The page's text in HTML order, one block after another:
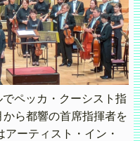
ペッカ・クーシスト指
ら都響の首席指揮者を
ーティスト・イン・